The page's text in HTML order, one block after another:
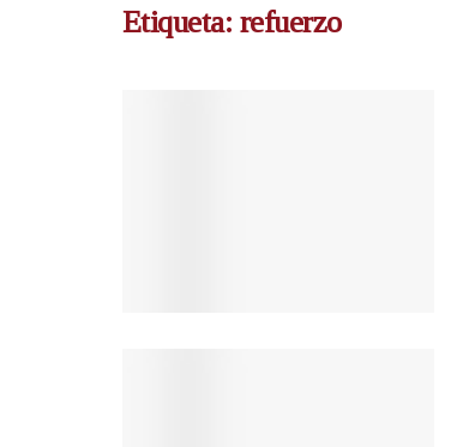
Etiqueta: refuerzo